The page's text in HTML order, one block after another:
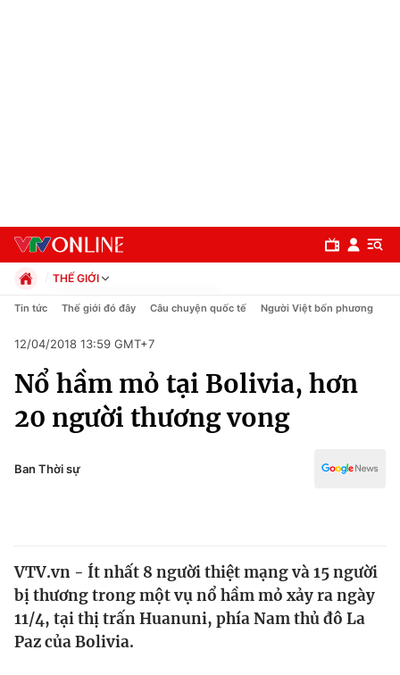
Chuyên mục
Thế giới
Tin tức
THẾ GIỚI
Chính trị
Pháp luật
Kinh tế
Thể thao
Truyền hình
Y tế
Tin tức Thế giới đó đây Câu chuyện quốc tế Người Việt bốn phương
12/04/2018 13:59 GMT+7
Nổ hầm mỏ tại Bolivia, hơn
20 người thương vong
Ban Thời sự
VTV.vn - Ít nhất 8 người thiệt mạng và 15 người
bị thương trong một vụ nổ hầm mỏ xảy ra ngày
11/4, tại thị trấn Huanuni, phía Nam thủ đô La
Paz của Bolivia.